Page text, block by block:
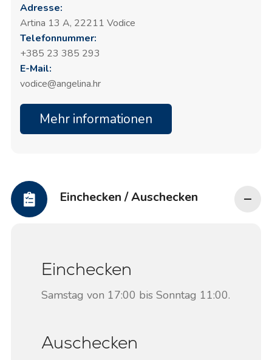
beste mittelgroße Marina an der Adria mit der
Auszeichnung "Tourist Flower - Quality for
Croatia". Das Büro von Angelina Yachtcharter
ist das dritte Büro in der Reihe von der
Hauptrezeption der Marina; Angelina
Yachtcharter ist leicht zu finden.
Adresse:
Artina 13 A, 22211 Vodice
Telefonnummer:
+385 23 385 293
E-Mail:
vodice@angelina.hr
Mehr informationen
Einchecken / Auschecken
Einchecken
Samstag von 17:00 bis Sonntag 11:00.
Auschecken